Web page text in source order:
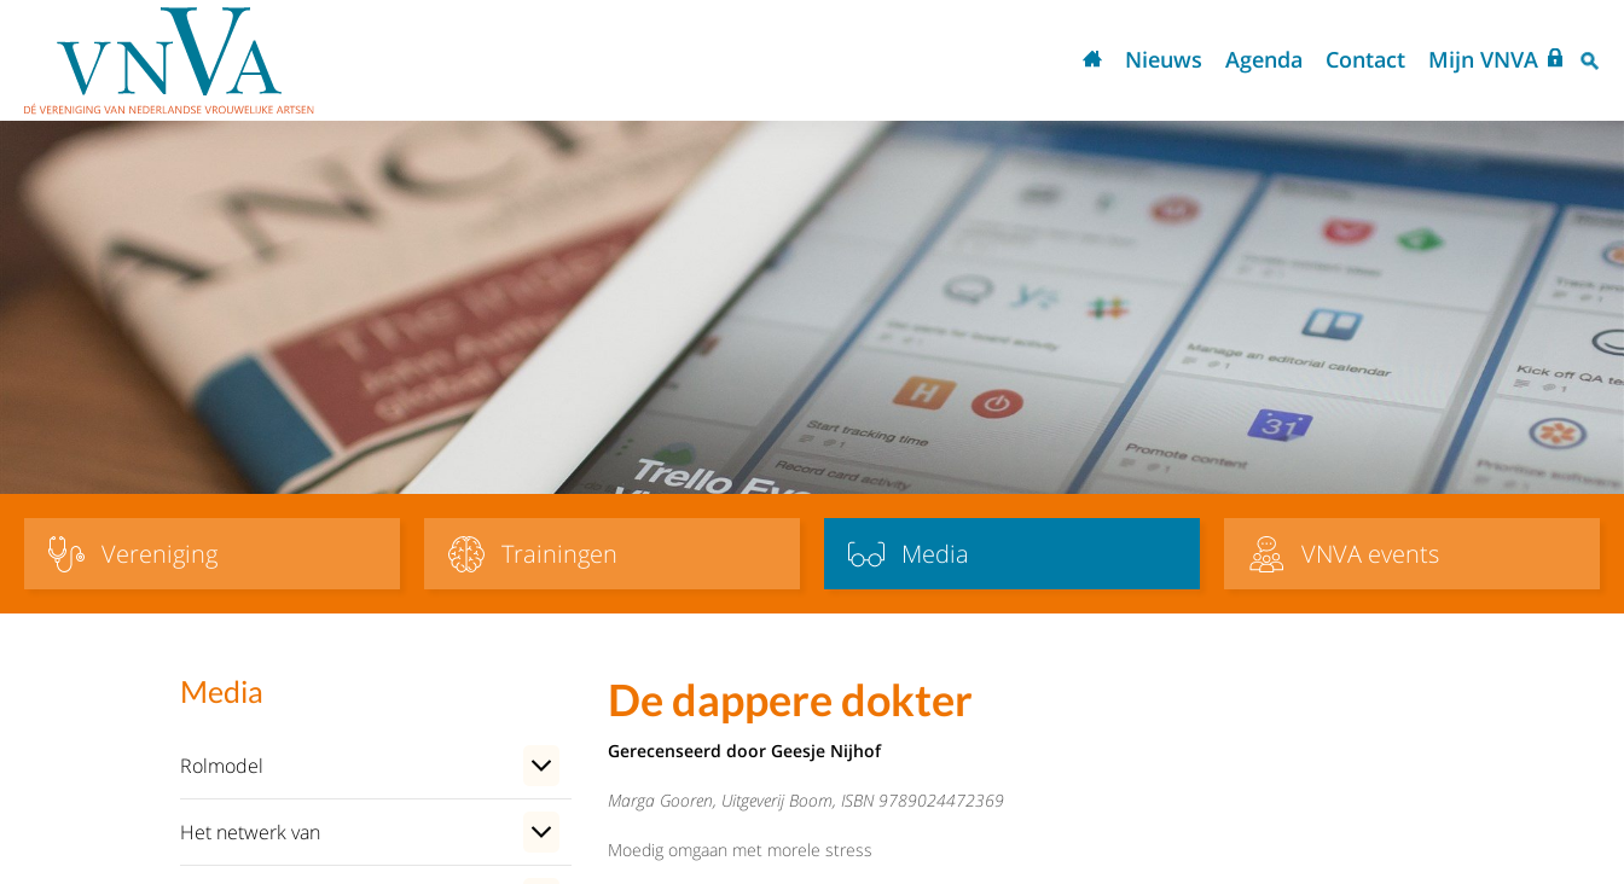
Nieuws Agenda Contact Mijn VNVA
Vereniging Trainingen Media VNVA events
Media
Rolmodel
Het netwerk van
De dappere dokter
Gerecenseerd door Geesje Nijhof
Marga Gooren, Uitgeverij Boom, ISBN 9789024472369
Moedig omgaan met morele stress